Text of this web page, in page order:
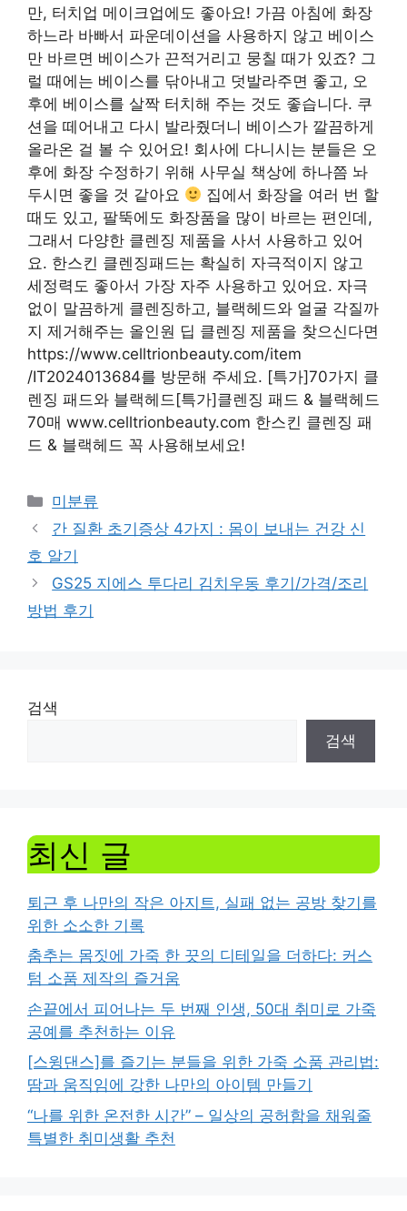
만, 터치업 메이크업에도 좋아요! 가끔 아침에 화장
하느라 바빠서 파운데이션을 사용하지 않고 베이스
만 바르면 베이스가 끈적거리고 뭉칠 때가 있죠? 그
럴 때에는 베이스를 닦아내고 덧발라주면 좋고, 오
후에 베이스를 살짝 터치해 주는 것도 좋습니다. 쿠
션을 떼어내고 다시 발라줬더니 베이스가 깔끔하게
올라온 걸 볼 수 있어요! 회사에 다니시는 분들은 오
후에 화장 수정하기 위해 사무실 책상에 하나쯤 놔
두시면 좋을 것 같아요
집에서 화장을 여러 번 할
때도 있고, 팔뚝에도 화장품을 많이 바르는 편인데,
그래서 다양한 클렌징 제품을 사서 사용하고 있어
요. 한스킨 클렌징패드는 확실히 자극적이지 않고
세정력도 좋아서 가장 자주 사용하고 있어요. 자극
없이 말끔하게 클렌징하고, 블랙헤드와 얼굴 각질까
지 제거해주는 올인원 딥 클렌징 제품을 찾으신다면
https://www.celltrionbeauty.com/item
/IT2024013684를 방문해 주세요. [특가]70가지 클
렌징 패드와 블랙헤드[특가]클렌징 패드 & 블랙헤드
70매 www.celltrionbeauty.com 한스킨 클렌징 패
드 & 블랙헤드 꼭 사용해보세요!
Categories
미분류
간 질환 초기증상 4가지 : 몸이 보내는 건강 신
호 알기
GS25 지에스 투다리 김치우동 후기/가격/조리
방법 후기
검색
검색
최신 글
퇴근 후 나만의 작은 아지트, 실패 없는 공방 찾기를
위한 소소한 기록
춤추는 몸짓에 가죽 한 끗의 디테일을 더하다: 커스
텀 소품 제작의 즐거움
손끝에서 피어나는 두 번째 인생, 50대 취미로 가죽
공예를 추천하는 이유
[스윙댄스]를 즐기는 분들을 위한 가죽 소품 관리법:
땀과 움직임에 강한 나만의 아이템 만들기
“나를 위한 온전한 시간” – 일상의 공허함을 채워줄
특별한 취미생활 추천